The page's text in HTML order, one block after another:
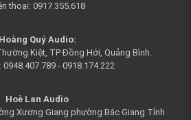
thoại: 0917.355.618
Hoàng Quý Audio:
Kiệt, TP Đồng Hới, Quảng Bình.
- 0918.174.222
Hoè Lan Audio
Xương Giang phường Bắc Giang Tỉnh